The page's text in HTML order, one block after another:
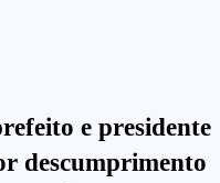
e presidente
descumprimento